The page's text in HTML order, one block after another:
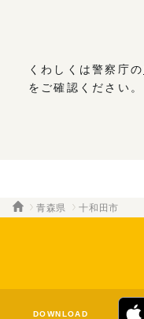
くわしくは警察庁の
をご確認ください。
青森県 十和田市
DOWNLOAD